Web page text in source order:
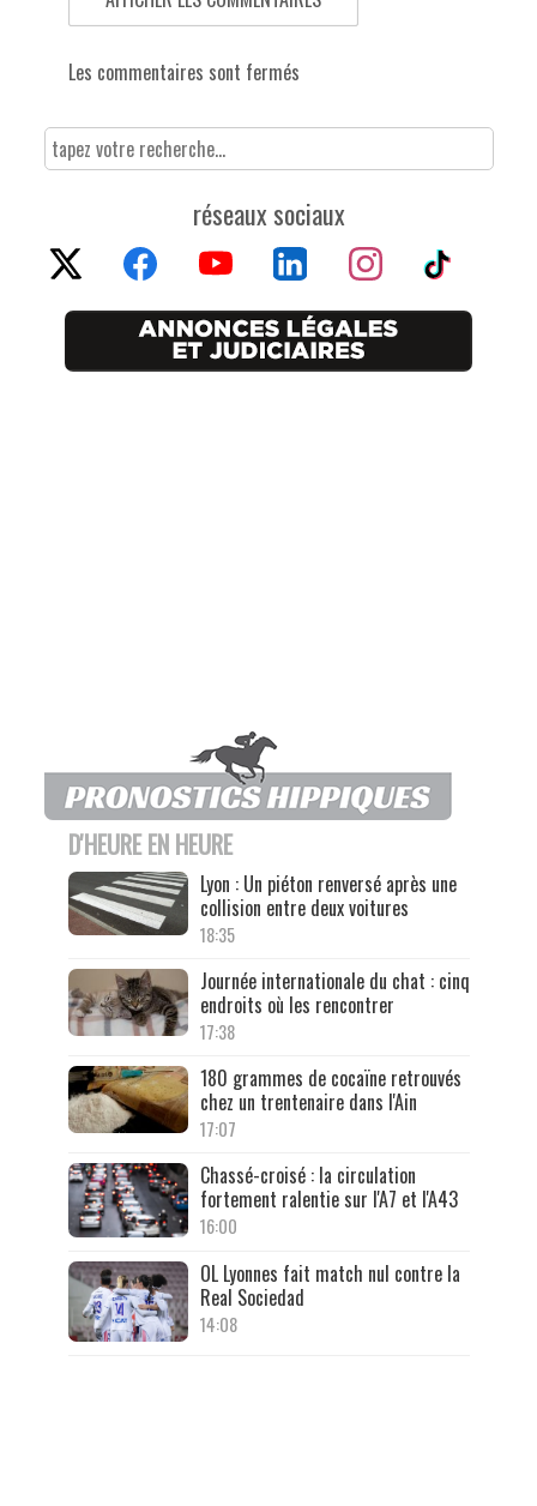
Les commentaires sont fermés
réseaux sociaux
D'HEURE EN HEURE
Lyon : Un piéton renversé après une
collision entre deux voitures
18:35
Journée internationale du chat : cinq
endroits où les rencontrer
17:38
180 grammes de cocaïne retrouvés
chez un trentenaire dans l'Ain
17:07
Chassé-croisé : la circulation
fortement ralentie sur l'A7 et l'A43
16:00
OL Lyonnes fait match nul contre la
Real Sociedad
14:08